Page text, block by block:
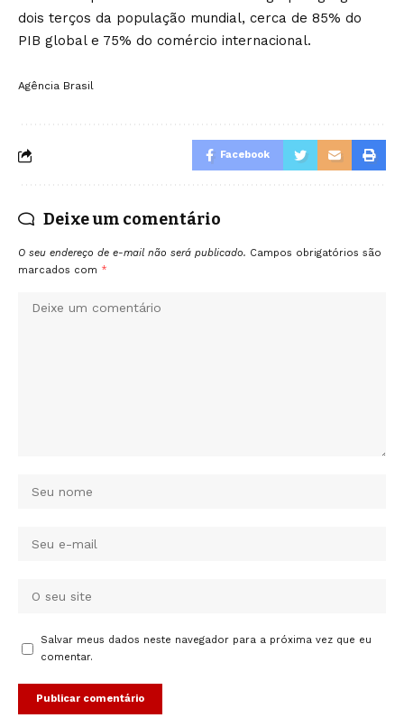
dois terços da população mundial, cerca de 85% do
PIB global e 75% do comércio internacional.
Agência Brasil
Facebook
Deixe um comentário
O seu endereço de e-mail não será publicado. Campos obrigatórios são
marcados com *
Salvar meus dados neste navegador para a próxima vez que eu
comentar.